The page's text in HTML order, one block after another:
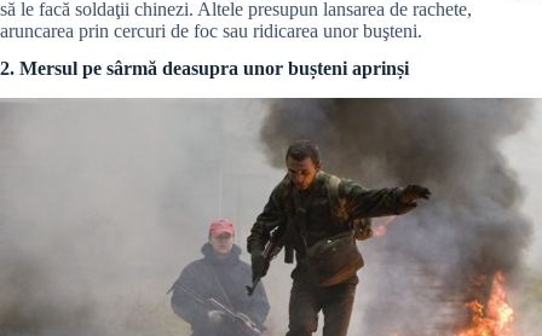
să le facă soldaţii chinezi. Altele presupun lansarea de rachete,
aruncarea prin cercuri de foc sau ridicarea unor buşteni.
2. Mersul pe sârmă deasupra unor bușteni aprinși